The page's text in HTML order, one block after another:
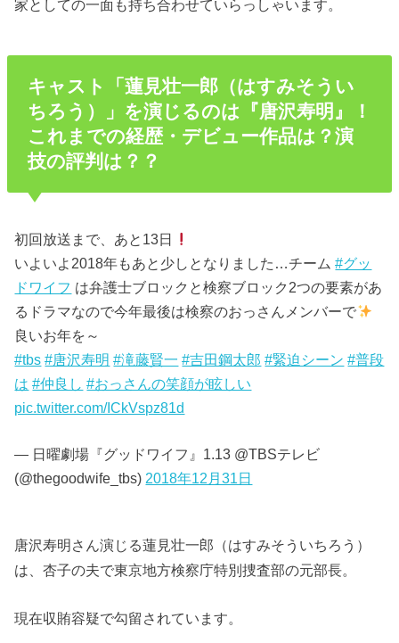
家としての一面も持ち合わせていらっしゃいます。
キャスト「蓮見壮一郎（はすみそうい
ちろう）」を演じるのは『唐沢寿明』！
これまでの経歴・デビュー作品は？演
技の評判は？？
初回放送まで、あと13日
いよいよ2018年もあと少しとなりました…チーム#グッ
ドワイフ は弁護士ブロックと検察ブロック2つの要素があ
るドラマなので今年最後は検察のおっさんメンバーで
良いお年を～
#tbs #唐沢寿明 #滝藤賢一 #吉田鋼太郎 #緊迫シーン #普段
は #仲良し #おっさんの笑顔が眩しい
pic.twitter.com/ICkVspz81d
— 日曜劇場『グッドワイフ』1.13 @TBSテレビ
(@thegoodwife_tbs) 2018年12月31日
唐沢寿明さん演じる蓮見壮一郎（はすみそういちろう）
は、杏子の夫で東京地方検察庁特別捜査部の元部長。
現在収賄容疑で勾留されています。